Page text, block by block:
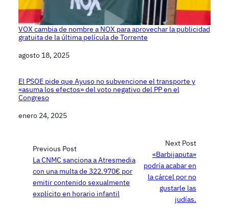
VOX cambia de nombre a NOX para aprovechar la publicidad
gratuita de la última película de Torrente
Fecha
agosto 18, 2025
El PSOE pide que Ayuso no subvencione el transporte y
«asuma los efectos» del voto negativo del PP en el
Congreso
Fecha
enero 24, 2025
Previous Post
La CNMC sanciona a Atresmedia
con una multa de 322.970€ por
emitir contenido sexualmente
explícito en horario infantil
Next Post
«Barbijaputa»
podría acabar en
la cárcel por no
gustarle las
judías.